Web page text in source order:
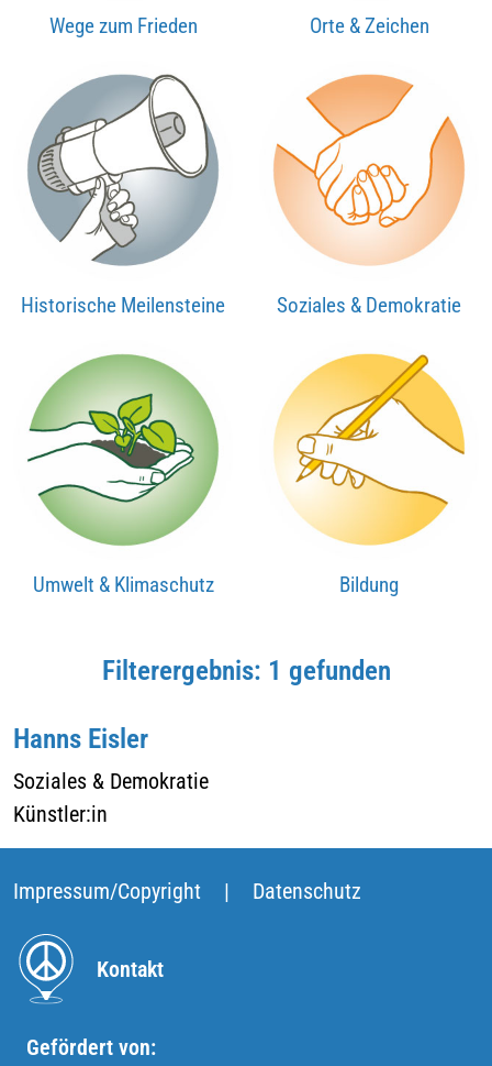
Wege zum Frieden Orte & Zeichen
Historische Meilensteine Soziales & Demokratie
Umwelt & Klimaschutz Bildung
Filterergebnis: 1 gefunden
Hanns Eisler
Soziales & Demokratie
Künstler:in
Impressum/Copyright | Datenschutz
Kontakt
Gefördert von: